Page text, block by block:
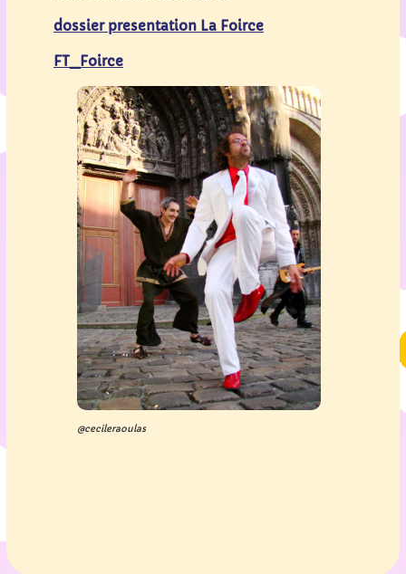
dossier presentation La Foirce
FT_Foirce
@cecileraoulas